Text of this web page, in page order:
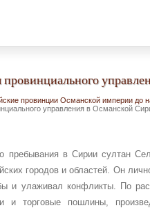
провинциального
провинции Османской империи до
управления в Османской
пребывания в Сирии султан
городов и областей. Он
и улаживал конфликты. По
и торговые пошлины,